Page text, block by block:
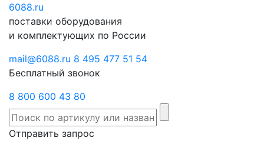
6088.ru
поставки оборудования
и комплектующих по России
mail@6088.ru 8 495 477 51 54
Бесплатный звонок
8 800 600 43 80
Отправить запрос
Отправить
запрос
звонок